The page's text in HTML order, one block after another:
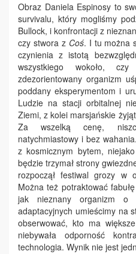
Obraz Daniela Espinosy to
survivalu, który mogliśmy
Bullock, i konfrontacji z
czy stwora z Coś. I tu można
czynienia z istotą
wszystkiego wokoło,
zdezorientowany organizm
poddany eksperymentom i
Ludzie na stacji orbitalnej
Ziemi, z kolei marsjańskie
Za wszelką cenę,
natychmiastowy i bez
z kosmicznym bytem,
będzie trzymał strony
rozpoczął festiwal grozy w
Można też potraktować
jak nieznany organizm o
adaptacyjnych umieścimy na
obserwować, kto ma
niebywała odporność
technologia. Wynik nie jest